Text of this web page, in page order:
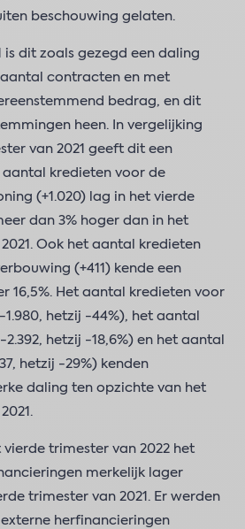
beschouwing gelaten.
is dit zoals gezegd een daling
contracten en met
bedrag, en dit
heen. In vergelijking
van 2021 geeft dit een
kredieten voor de
(+1.020) lag in het vierde
dan 3% hoger dan in het
Ook het aantal kredieten
(+411) kende een
16,5%. Het aantal kredieten voor
hetzij -44%), het aantal
hetzij -18,6%) en het aantal
hetzij -29%) kenden
daling ten opzichte van het
trimester van 2022 het
merkelijk lager
trimester van 2021. Er werden
herfinancieringen